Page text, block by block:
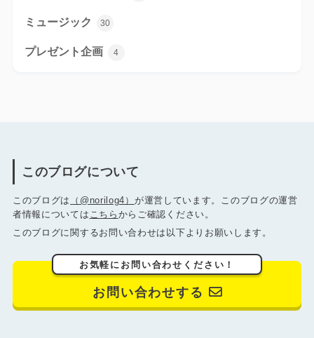
ミュージック 30
プレゼント企画 4
このブログについて
このブログは （@norilog4） が運営しています。このブログの運営
者情報については こちら からご確認ください。
このブログに関するお問い合わせは以下よりお願いします。
お気軽にお問い合わせください！
お問い合わせする